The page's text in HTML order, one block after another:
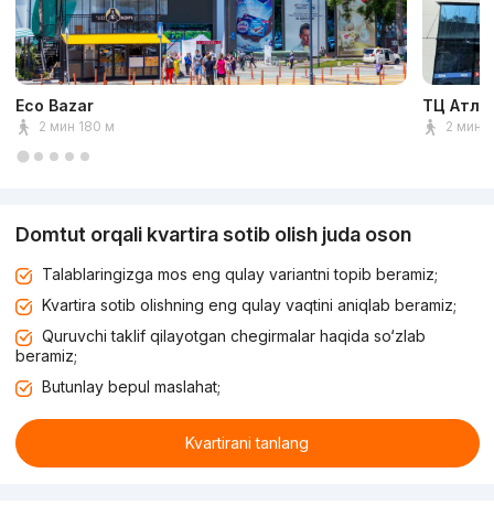
Eco Bazar
2 мин 180 м
ТЦ
2 мин
Domtut orqali kvartira sotib olish juda oson
Talablaringizga mos eng qulay variantni topib beramiz;
Kvartira sotib olishning eng qulay vaqtini aniqlab beramiz;
Quruvchi taklif qilayotgan chegirmalar haqida so‘zlab
beramiz;
Butunlay bepul maslahat;
Kvartirani tanlang